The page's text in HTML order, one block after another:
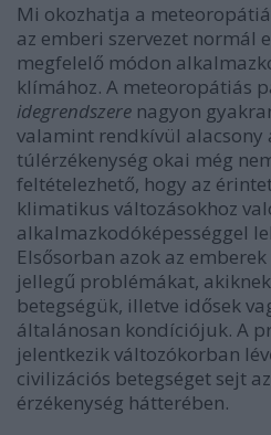
Mi okozhatja a
az emberi szervezet normál
megfelelő módon
klímához. A meteoropátiás
idegrendszere nagyon
valamint rendkívül alacsony
túlérzékenység okai még
feltételezhető, hogy az
klimatikus változásokhoz
alkalmazkodóképességgel
Elsősorban azok az
jellegű problémákat,
betegségük, illetve idősek
általánosan kondíciójuk. A
jelentkezik változókorban
civilizációs betegséget sejt
érzékenység hátterében.